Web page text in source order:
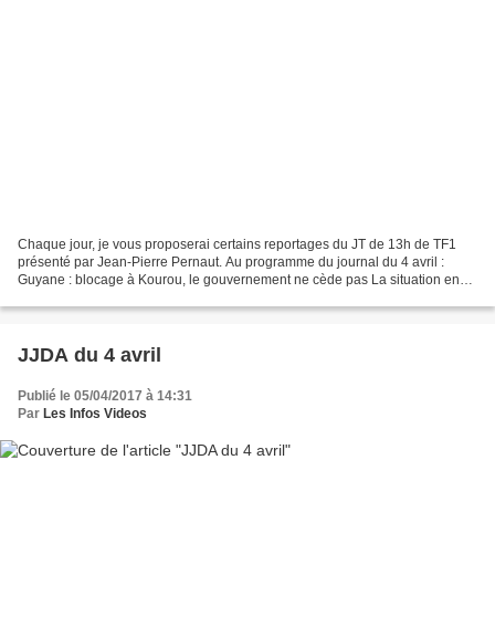
Chaque jour, je vous proposerai certains reportages du JT de 13h de TF1
présenté par Jean-Pierre Pernaut. Au programme du journal du 4 avril :
Guyane : blocage à Kourou, le gouvernement ne cède pas La situation en
JJDA du 4 avril
Publié le 05/04/2017 à 14:31
Par Les Infos Videos